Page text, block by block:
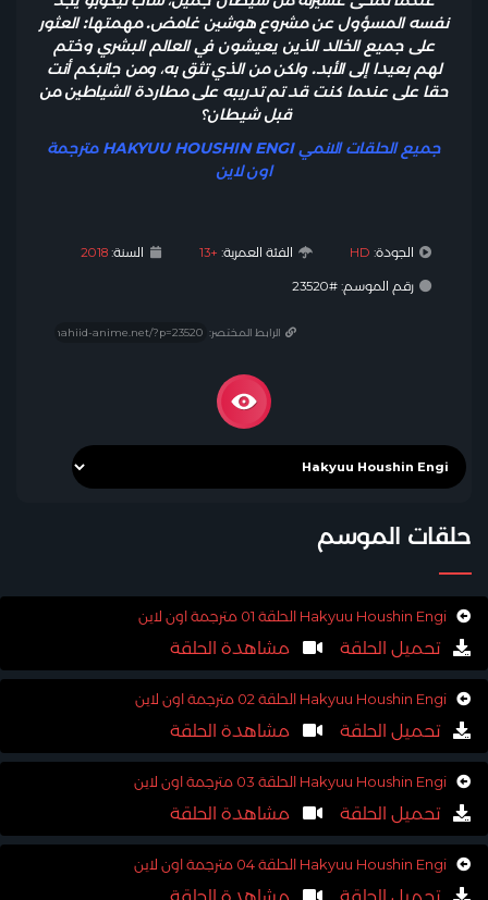
نفسه المسؤول عن مشروع هوشين غامض. مهمتها: العثور
على جميع الخالد الذين يعيشون في العالم البشري وختم
لهم بعيدا إلى الأبد. ولكن من الذي تثق به، ومن جانبكم أنت
حقا على عندما كنت قد تم تدريبه على مطاردة الشياطين من
قبل شيطان؟
جميع الحلقات الانمي HAKYUU HOUSHIN ENGI مترجمة
اون لاين
الجودة: HD الفئة العمرية: +13 السنة:2018
رقم الموسم: #23520
الرابط المختصر:
حلقات الموسم
Hakyuu Houshin Engi الحلقة 01 مترجمة اون لاين
تحميل الحلقة مشاهدة الحلقة
Hakyuu Houshin Engi الحلقة 02 مترجمة اون لاين
تحميل الحلقة مشاهدة الحلقة
Hakyuu Houshin Engi الحلقة 03 مترجمة اون لاين
تحميل الحلقة مشاهدة الحلقة
Hakyuu Houshin Engi الحلقة 04 مترجمة اون لاين